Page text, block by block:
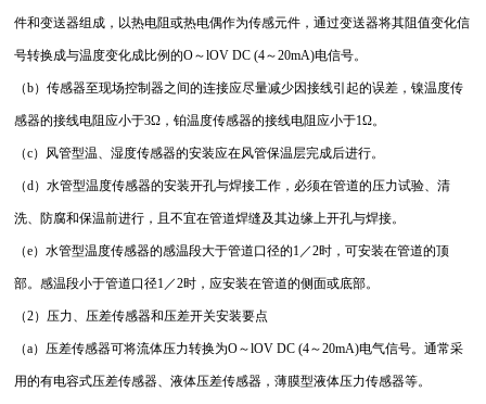
件和变送器组成，以热电阻或热电偶作为传感元件，通过变送器将其阻值变化信
号转换成与温度变化成比例的O～lOV DC (4～20mA)电信号。
（b）传感器至现场控制器之间的连接应尽量减少因接线引起的误差，镍温度传
感器的接线电阻应小于3Ω，铂温度传感器的接线电阻应小于1Ω。
（c）风管型温、湿度传感器的安装应在风管保温层完成后进行。
（d）水管型温度传感器的安装开孔与焊接工作，必须在管道的压力试验、清
洗、防腐和保温前进行，且不宜在管道焊缝及其边缘上开孔与焊接。
（e）水管型温度传感器的感温段大于管道口径的1／2时，可安装在管道的顶
部。感温段小于管道口径1／2时，应安装在管道的侧面或底部。
（2）压力、压差传感器和压差开关安装要点
（a）压差传感器可将流体压力转换为O～lOV DC (4～20mA)电气信号。通常采
用的有电容式压差传感器、液体压差传感器，薄膜型液体压力传感器等。